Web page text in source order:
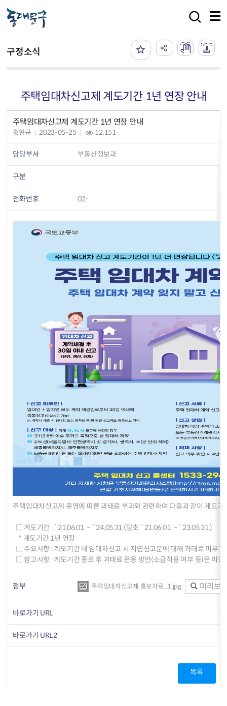
구정소식
주택임대차신고제 계도기간 1년 연장 안내
주택임대차신고제 계도기간 1년 연장 안내
홍현규 2023-05-25 12,151
담당부서 부동산정보과
구분
전화번호 02-
주택임대차신고제 운영에 따른 과태료 부과와 관련하여 다음과 같이 계도기
□ 계도기간 : `21.06.01. ~ `24.05.31.(당초 `21.06.01. ~ `23.05.31.)
* 계도기간 1년 연장
□ 주요사항 : 계도기간 내 임대차신고 시 지연신고분에 대해 과태료 미부과
□ 참고사항 : 계도기간 종료 후 과태료 운용 방안(소급적용 여부 등)은 미정
첨부 주택임대차신고제 홍보자료_1.jpg 미리보
바로가기 URL
바로가기 URL2
목록